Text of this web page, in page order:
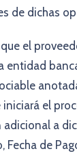
de dichas
que el
entidad
iniciará el
a
Fecha de